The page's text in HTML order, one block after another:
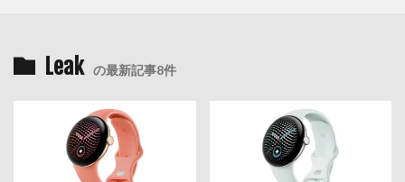
Leak の最新記事8件